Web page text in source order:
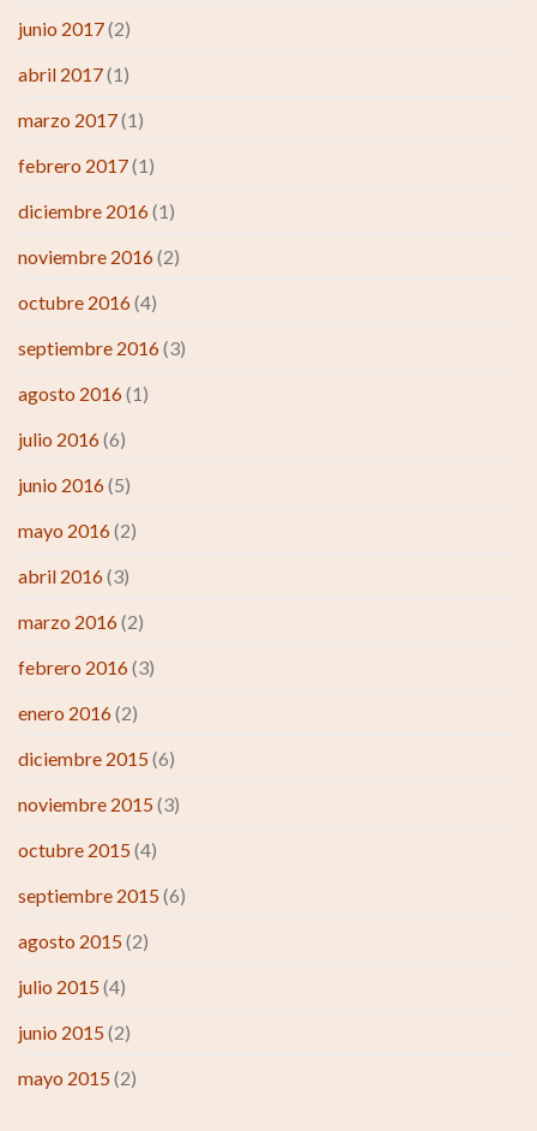
junio 2017(2)
abril 2017(1)
marzo 2017(1)
febrero 2017(1)
diciembre 2016(1)
noviembre 2016(2)
octubre 2016(4)
septiembre 2016(3)
agosto 2016(1)
julio 2016(6)
junio 2016(5)
mayo 2016(2)
abril 2016(3)
marzo 2016(2)
febrero 2016(3)
enero 2016(2)
diciembre 2015(6)
noviembre 2015(3)
octubre 2015(4)
septiembre 2015(6)
agosto 2015(2)
julio 2015(4)
junio 2015(2)
mayo 2015(2)